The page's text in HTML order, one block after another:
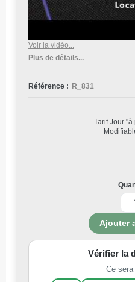
Voir la vidéo...
Plus de détails...
Référence : R_831
Tarif Jour
Vérifier la
Ce sera